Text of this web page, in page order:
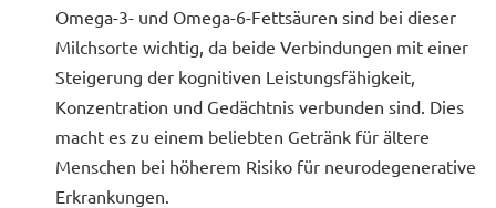
Omega-3- und Omega-6-Fettsäuren sind bei dieser
Milchsorte wichtig, da beide Verbindungen mit einer
Steigerung der kognitiven Leistungsfähigkeit,
Konzentration und Gedächtnis verbunden sind. Dies
macht es zu einem beliebten Getränk für ältere
Menschen bei höherem Risiko für neurodegenerative
Erkrankungen.